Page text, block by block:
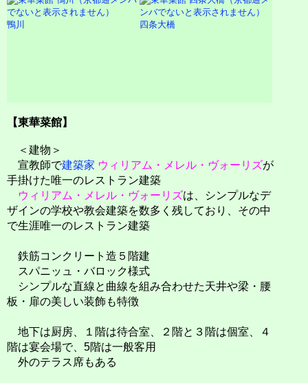
鴨川 四条大橋
【東華菜館】
＜建物＞
宣教師で建築家 ウィリアム・メレル・ヴォーリズが
手掛けた唯一のレストラン建築
ウィリアム・メレル・ヴォーリズは、シンプルなデ
ザインの学校や教会建築を数多く残しており、その中
で生涯唯一のレストラン建築
鉄筋コンクリート造５階建
スパニッュ・バロック様式
シンプルな直線と曲線を組み合わせた天井や梁・腰
板・扉の美しい装飾も特徴
地下は厨房、１階は待合室、２階と３階は個室、４
階は宴会場で、5階は一般客用
外のテラス席もある